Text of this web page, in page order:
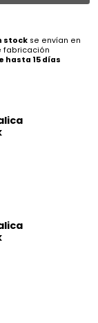
stock se envían en
fabricación
hasta 15 días